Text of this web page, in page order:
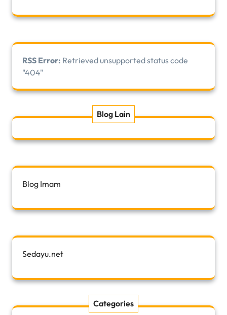
RSS Error: Retrieved unsupported status code
"404"
Blog Lain
Blog Imam
Sedayu.net
Categories